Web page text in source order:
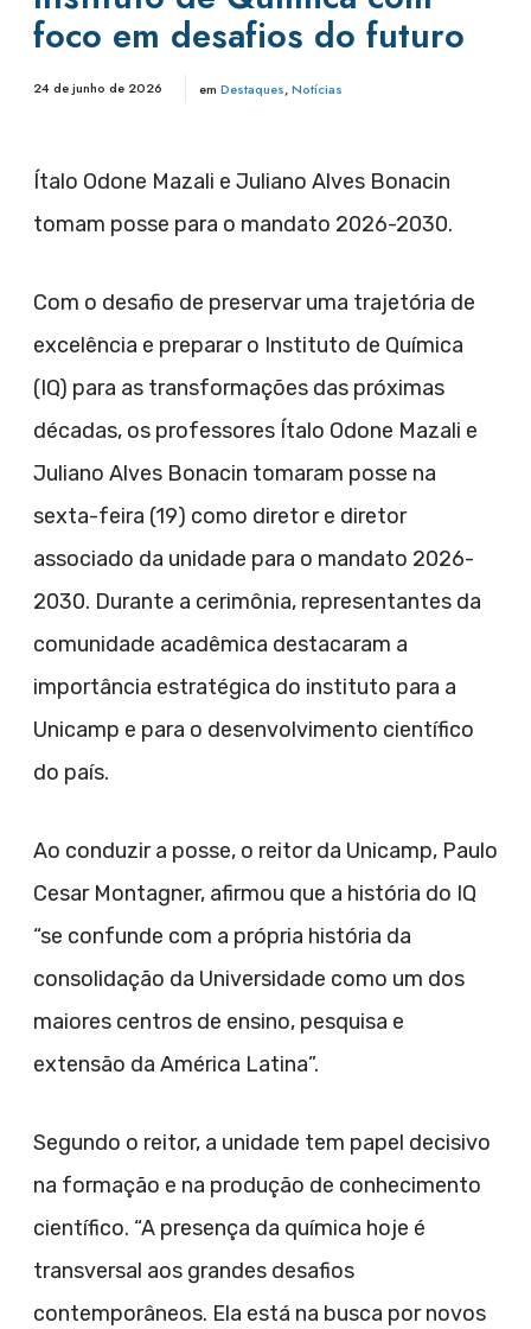
foco em desafios do futuro
24 de junho de 2026 em Destaques,Notícias
Ítalo Odone Mazali e Juliano Alves Bonacin
tomam posse para o mandato 2026-2030.
Com o desafio de preservar uma trajetória de
excelência e preparar o Instituto de Química
(IQ) para as transformações das próximas
décadas, os professores Ítalo Odone Mazali e
Juliano Alves Bonacin tomaram posse na
sexta-feira (19) como diretor e diretor
associado da unidade para o mandato 2026-
2030. Durante a cerimônia, representantes da
comunidade acadêmica destacaram a
importância estratégica do instituto para a
Unicamp e para o desenvolvimento científico
do país.
Ao conduzir a posse, o reitor da Unicamp, Paulo
Cesar Montagner, afirmou que a história do IQ
“se confunde com a própria história da
consolidação da Universidade como um dos
maiores centros de ensino, pesquisa e
extensão da América Latina”.
Segundo o reitor, a unidade tem papel decisivo
na formação e na produção de conhecimento
científico. “A presença da química hoje é
transversal aos grandes desafios
contemporâneos. Ela está na busca por novos